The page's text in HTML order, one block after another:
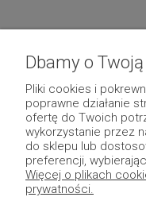
Dbamy o
Pliki cookies i
poprawne działanie
ofertę do Twoich
wykorzystanie przez
do sklepu lub
preferencji,
Więcej o plikach
prywatności.